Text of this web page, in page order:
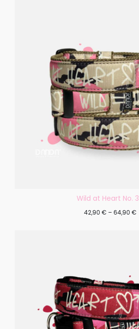
Wild at Heart No. 3
42,90 € –64,90 €